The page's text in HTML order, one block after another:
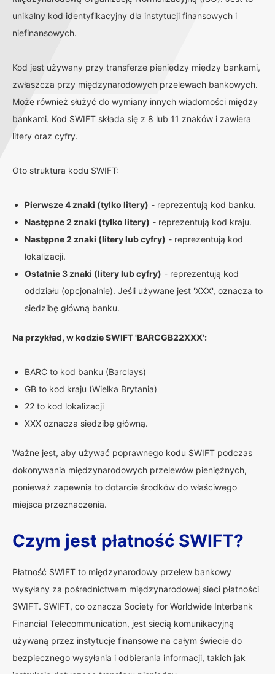
unikalny kod identyfikacyjny dla instytucji finansowych i
niefinansowych.
Kod jest używany przy transferze pieniędzy między bankami,
zwłaszcza przy międzynarodowych przelewach bankowych.
Może również służyć do wymiany innych wiadomości między
bankami. Kod SWIFT składa się z 8 lub 11 znaków i zawiera
litery oraz cyfry.
Oto struktura kodu SWIFT:
Pierwsze 4 znaki (tylko litery) - reprezentują kod banku.
Następne 2 znaki (tylko litery) - reprezentują kod kraju.
Następne 2 znaki (litery lub cyfry) - reprezentują kod
lokalizacji.
Ostatnie 3 znaki (litery lub cyfry) - reprezentują kod
oddziału (opcjonalnie). Jeśli używane jest 'XXX', oznacza to
siedzibę główną banku.
Na przykład, w kodzie SWIFT 'BARCGB22XXX':
BARC to kod banku (Barclays)
GB to kod kraju (Wielka Brytania)
22 to kod lokalizacji
XXX oznacza siedzibę główną.
Ważne jest, aby używać poprawnego kodu SWIFT podczas
dokonywania międzynarodowych przelewów pieniężnych,
ponieważ zapewnia to dotarcie środków do właściwego
miejsca przeznaczenia.
Czym jest płatność SWIFT?
Płatność SWIFT to międzynarodowy przelew bankowy
wysyłany za pośrednictwem międzynarodowej sieci płatności
SWIFT. SWIFT, co oznacza Society for Worldwide Interbank
Financial Telecommunication, jest siecią komunikacyjną
używaną przez instytucje finansowe na całym świecie do
bezpiecznego wysyłania i odbierania informacji, takich jak